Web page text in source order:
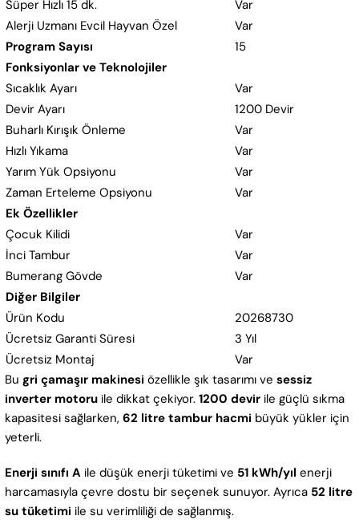
Süper Hızlı 15 dk.
Var
Alerji Uzmanı Evcil Hayvan Özel
Var
Program Sayısı
15
Fonksiyonlar ve Teknolojiler
Sıcaklık Ayarı
Var
Devir Ayarı
1200 Devir
Buharlı Kırışık Önleme
Var
Hızlı Yıkama
Var
Yarım Yük Opsiyonu
Var
Zaman Erteleme Opsiyonu
Var
Ek Özellikler
Çocuk Kilidi
Var
İnci Tambur
Var
Bumerang Gövde
Var
Diğer Bilgiler
Ürün Kodu
20268730
Ücretsiz Garanti Süresi
3 Yıl
Ücretsiz Montaj
Var
Bu gri çamaşır makinesi özellikle şık tasarımı ve sessiz
inverter motoruile dikkat çekiyor. 1200 devirile güçlü sıkma
kapasitesi sağlarken, 62 litre tambur hacmi büyük yükler için
yeterli.
Enerji sınıfı Aile düşük enerji tüketimi ve 51 kWh/yıl enerji
harcamasıyla çevre dostu bir seçenek sunuyor. Ayrıca 52 litre
su tüketimi ile su verimliliği de sağlanmış.